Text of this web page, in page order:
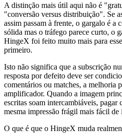
A distinção mais útil aqui não é
"conversão versus distribuição". Se
assim passam à frente, o gargalo é a
sólida mas o tráfego parece curto, o
HingeX foi feito muito mais para
primeiro.
Isto não significa que a subscrição
resposta por defeito deve ser
comentários ou matches, a melhoria
amplificador. Quando a imagem
escritas soam intercambiáveis, pagar
mesma impressão frágil mais fácil de
O que é que o HingeX muda